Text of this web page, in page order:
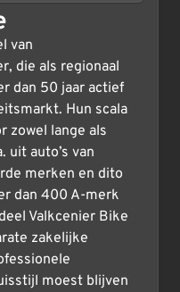
van
die als regionaal
dan 50 jaar actief
Hun scala
zowel lange als
uit auto’s van
merken en dito
dan 400 A-merk
Valkcenier Bike
zakelijke
moest blijven